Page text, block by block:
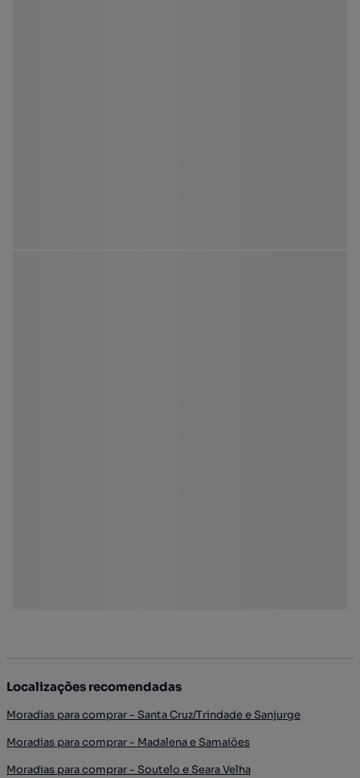
Localizações recomendadas
Moradias para comprar - Santa Cruz/Trindade e Sanjurge
Moradias para comprar - Madalena e Samaiões
Moradias para comprar - Soutelo e Seara Velha